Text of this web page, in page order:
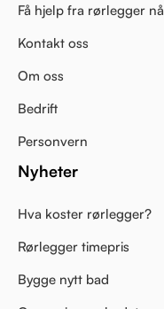
Få hjelp fra rørlegger nå
Kontakt oss
Om oss
Bedrift
Personvern
Nyheter
Hva koster rørlegger?
Rørlegger timepris
Bygge nytt bad